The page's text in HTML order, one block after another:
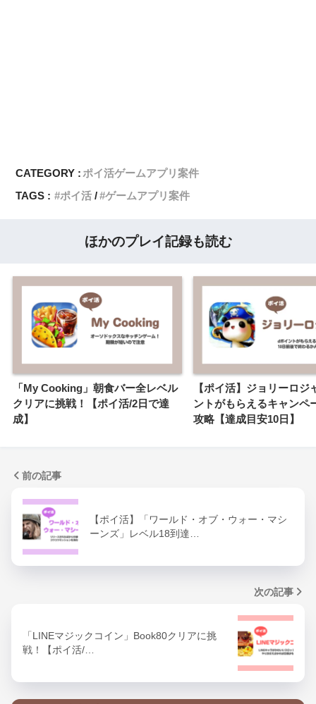
CATEGORY : ポイ活ゲームアプリ案件
TAGS :
ポイ活 ゲームアプリ案件
ほかのプレイ記録も読む
「My Cooking」朝食バー全レベル
クリアに挑戦！【ポイ活/2日で達
成】
【ポイ活】ジョリーロジ
ントがもらえるキャンペ
攻略【達成目安10日】
前の記事
【ポイ活】「ワールド・オブ・ウォー・マシ
ーンズ」レベル18到達…
次の記事
「LINEマジックコイン」Book80クリアに挑
戦！【ポイ活/…